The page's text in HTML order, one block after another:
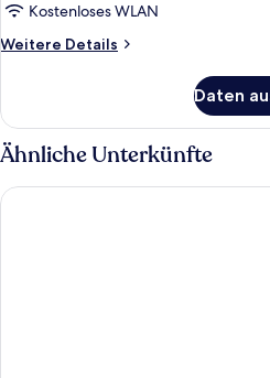
Kostenloses WLAN
Weitere Details
Weitere
Daten
Ähnliche Unterkünfte
Premier Inn Düsseldorf City